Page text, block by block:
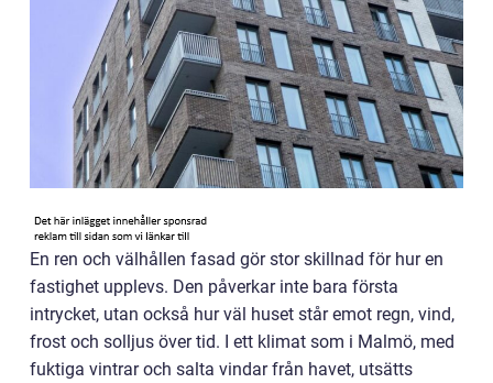
En ren och välhållen fasad gör stor skillnad för hur en
fastighet upplevs. Den påverkar inte bara första
intrycket, utan också hur väl huset står emot regn, vind,
frost och solljus över tid. I ett klimat som i Malmö, med
fuktiga vintrar och salta vindar från havet, utsätts